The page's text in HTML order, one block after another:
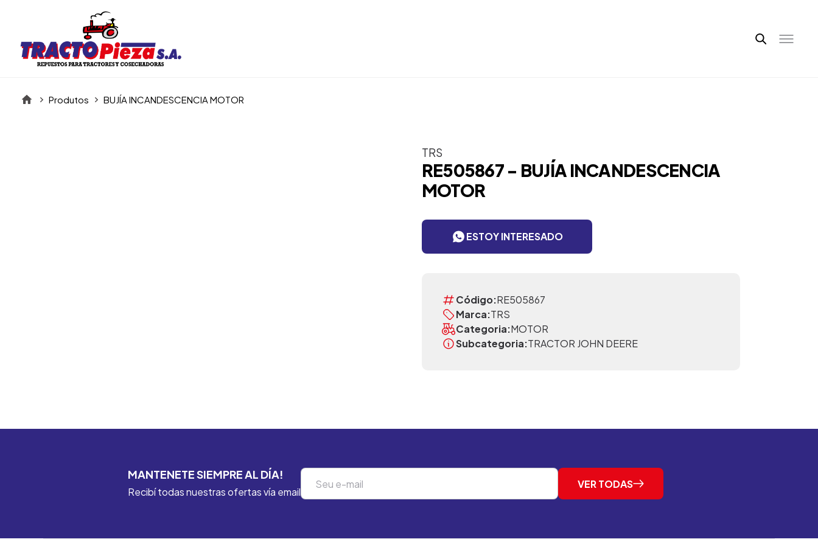
Produtos BUJÍA INCANDESCENCIA MOTOR
TRS
RE505867 - BUJÍA INCANDESCENCIA
MOTOR
ESTOY INTERESADO
Código:RE505867
Marca:TRS
Categoria:MOTOR
Subcategoria:TRACTOR JOHN DEERE
MANTENETE SIEMPRE AL DÍA!
Recibí todas nuestras ofertas vía email
VER TODAS